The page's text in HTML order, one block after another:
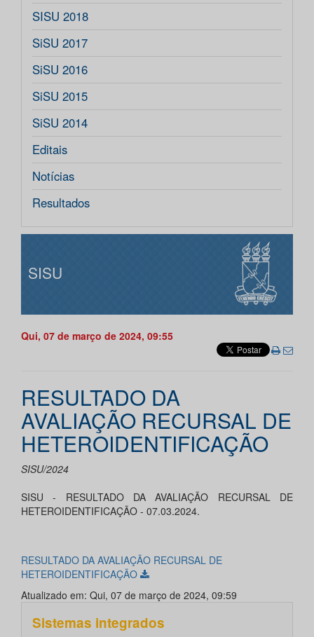
SISU 2018
SiSU 2017
SiSU 2016
SiSU 2015
SiSU 2014
Editais
Notícias
Resultados
SISU
Qui, 07 de março de 2024, 09:55
RESULTADO DA
AVALIAÇÃO RECURSAL DE
HETEROIDENTIFICAÇÃO
SISU/2024
SISU - RESULTADO DA AVALIAÇÃO RECURSAL DE
HETEROIDENTIFICAÇÃO - 07.03.2024.
RESULTADO DA AVALIAÇÃO RECURSAL DE
HETEROIDENTIFICAÇÃO
Atualizado em: Qui, 07 de março de 2024, 09:59
Sistemas integrados